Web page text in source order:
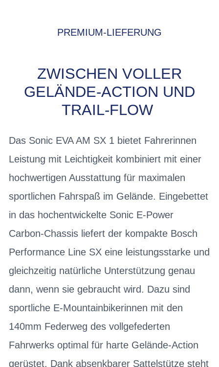
PREMIUM-LIEFERUNG
ZWISCHEN VOLLER
GELÄNDE-ACTION UND
TRAIL-FLOW
Das Sonic EVA AM SX 1 bietet Fahrerinnen
Leistung mit Leichtigkeit kombiniert mit einer
hochwertigen Ausstattung für maximalen
sportlichen Fahrspaß im Gelände. Eingebettet
in das hochentwickelte Sonic E-Power
Carbon-Chassis liefert der kompakte Bosch
Performance Line SX eine leistungsstarke und
gleichzeitig natürliche Unterstützung genau
dann, wenn sie gebraucht wird. Dazu sind
sportliche E-Mountainbikerinnen mit den
140mm Federweg des vollgefederten
Fahrwerks optimal für harte Gelände-Action
gerüstet. Dank absenkbarer Sattelstütze steht